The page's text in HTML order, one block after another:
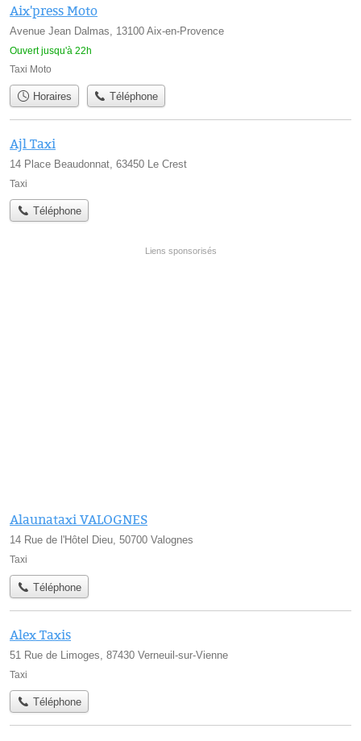
Aix'press Moto
Avenue Jean Dalmas, 13100 Aix-en-Provence
Ouvert jusqu'à 22h
Taxi Moto
Horaires Téléphone
Ajl Taxi
14 Place Beaudonnat, 63450 Le Crest
Taxi
Téléphone
Alaunataxi VALOGNES
14 Rue de l'Hôtel Dieu, 50700 Valognes
Taxi
Téléphone
Alex Taxis
51 Rue de Limoges, 87430 Verneuil-sur-Vienne
Taxi
Téléphone